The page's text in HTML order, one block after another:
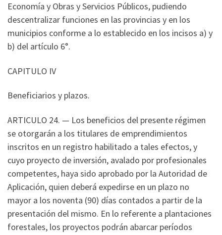
Economía y Obras y Servicios Públicos, pudiendo
descentralizar funciones en las provincias y en los
municipios conforme a lo establecido en los incisos a) y
b) del artículo 6°.
CAPITULO IV
Beneficiarios y plazos.
ARTICULO 24. — Los beneficios del presente régimen
se otorgarán a los titulares de emprendimientos
inscritos en un registro habilitado a tales efectos, y
cuyo proyecto de inversión, avalado por profesionales
competentes, haya sido aprobado por la Autoridad de
Aplicación, quien deberá expedirse en un plazo no
mayor a los noventa (90) días contados a partir de la
presentación del mismo. En lo referente a plantaciones
forestales, los proyectos podrán abarcar períodos